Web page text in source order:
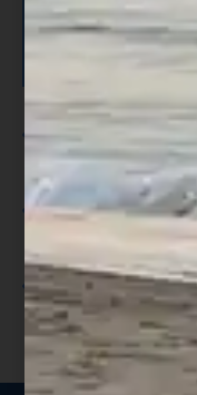
Per ogni
punti;
Utilizza i
I punti
prodotto;